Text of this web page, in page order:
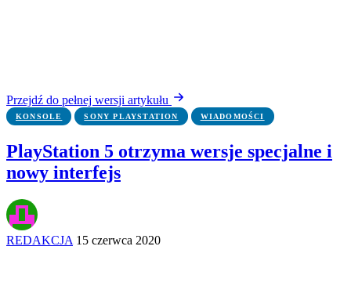
Przejdź do pełnej wersji artykułu
KONSOLE SONY PLAYSTATION WIADOMOŚCI
PlayStation 5 otrzyma wersje specjalne i
nowy interfejs
REDAKCJA 15 czerwca 2020